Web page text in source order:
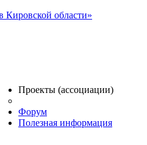
Проекты (ассоциации)
Форум
Полезная информация